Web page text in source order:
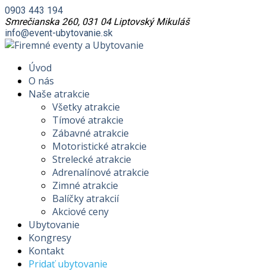
0903 443 194
Smrečianska 260, 031 04 Liptovský Mikuláš
info@event-ubytovanie.sk
Úvod
O nás
Naše atrakcie
Všetky atrakcie
Tímové atrakcie
Zábavné atrakcie
Motoristické atrakcie
Strelecké atrakcie
Adrenalínové atrakcie
Zimné atrakcie
Balíčky atrakcií
Akciové ceny
Ubytovanie
Kongresy
Kontakt
Pridať ubytovanie